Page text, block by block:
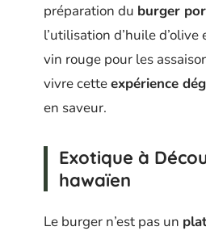
préparation du burger
l’utilisation d’huile
vin rouge pour les
vivre cetteexpérience
en saveur.
Exotique à
hawaïen
Le burger n’est pas un